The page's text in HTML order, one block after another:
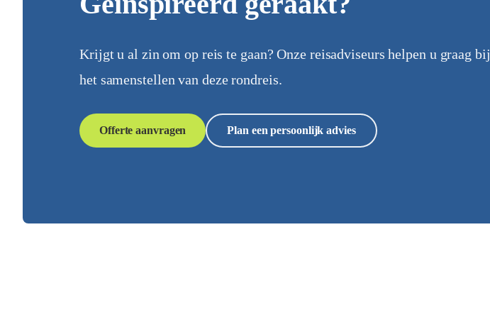
Krijgt u al zin om op reis te gaan? Onze reisadviseurs helpen u graag bij
het samenstellen van deze rondreis.
Offerte aanvragen Plan een persoonlijk advies